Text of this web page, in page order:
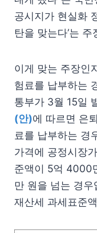
공시지가 현실화
탄을 맞는다’는 주
이게 맞는 주장인
험료를 납부하는
통부가 3월 15일
(안)에 따르면 은
료를 납부하는 경
가격에 공정시장
준액이 5억 4000
만 원을 넘는 경
재산세 과세표준